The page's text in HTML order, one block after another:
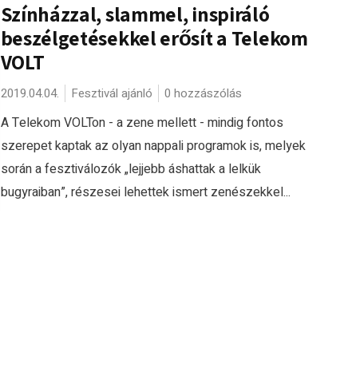
Színházzal, slammel, inspiráló
beszélgetésekkel erősít a Telekom
VOLT
2019.04.04. Fesztivál ajánló 0 hozzászólás
A Telekom VOLTon - a zene mellett - mindig fontos
szerepet kaptak az olyan nappali programok is, melyek
során a fesztiválozók „lejjebb áshattak a lelkük
bugyraiban”, részesei lehettek ismert zenészekkel...